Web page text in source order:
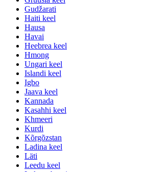
Gudžarati
Haiti keel
Hausa
Havai
Heebrea keel
Hmong
Ungari keel
Islandi keel
Igbo
Jaava keel
Kannada
Kasahhi keel
Khmeeri
Kurdi
Kõrgõzstan
Ladina keel
Läti
Leedu keel